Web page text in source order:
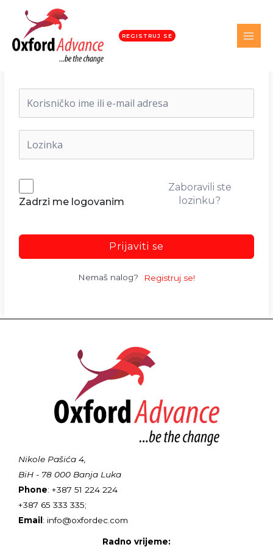
REGISTRUJ SE
Dobrodošli nazad!
Zadrzi me logovanim
Zaboravili ste
lozinku?
Prijaviti se
Nemaš nalog? Registruj se!
Nikole Pašića 4,
BiH - 78 000 Banja Luka
Phone: +387 51 224 224
+387 65 333 335;
Email: info@oxfordec.com
Radno vrijeme: